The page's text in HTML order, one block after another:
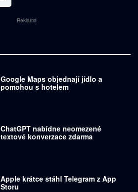
Reklama
Google Maps objednají jídlo a
pomohou s hotelem
ChatGPT nabídne neomezené
textové konverzace zdarma
Apple krátce stáhl Telegram z App
Storu